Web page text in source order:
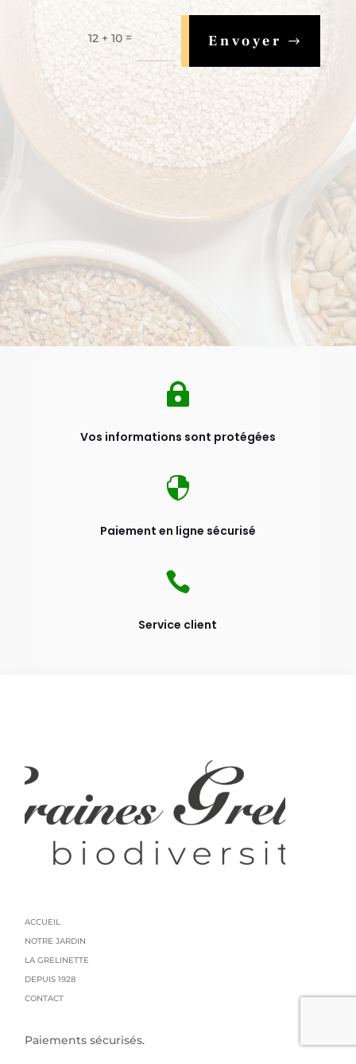
12 + 10= Envoyer

Vos informations sont protégées

Paiement en ligne sécurisé

Service client
ACCUEIL
NOTRE JARDIN
LA GRELINETTE
DEPUIS 1928
CONTACT
Paiements sécurisés.